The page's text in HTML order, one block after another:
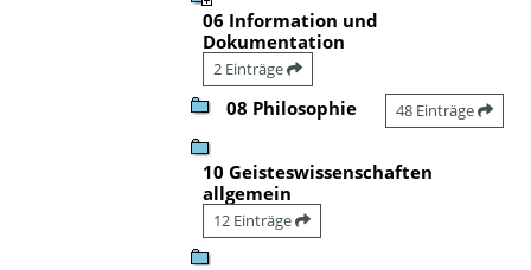
06 Information und
Dokumentation
2 Einträge
08 Philosophie 48 Einträge
10 Geisteswissenschaften
allgemein
12 Einträge